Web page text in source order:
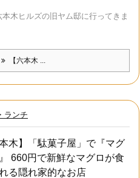
ヒルズの旧ヤム邸に行ってきま
【六本木 ...
ランチ
本木】「駄菓子屋」で『マグ
660円で新鮮なマグロが食
る隠れ家的なお店